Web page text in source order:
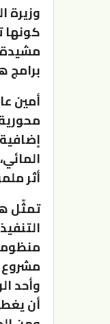
وزيرة
كونها
مشيدة
برامج
أمين
أثر
تمثّل
مشروع
وأحد
أن يغطي نحو 40% من